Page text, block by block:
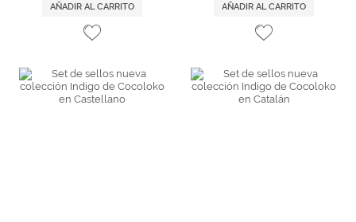
AÑADIR AL CARRITO AÑADIR AL CARRITO